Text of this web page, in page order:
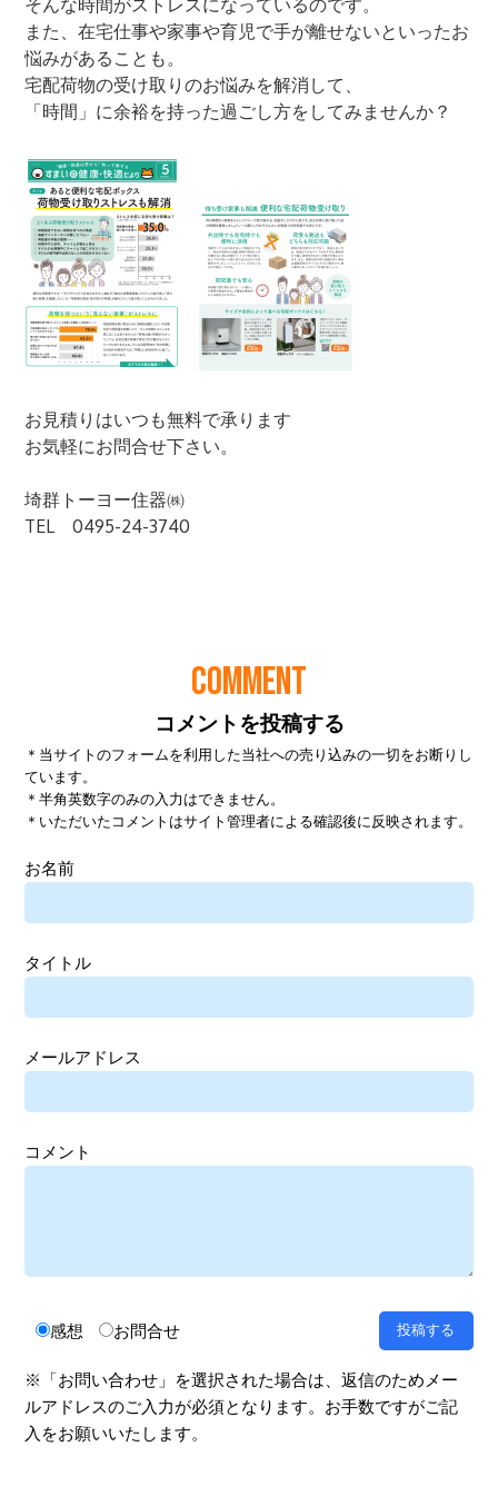
COMMENT
コメントを投稿する
＊当サイトのフォームを利用した当社への売り込みの一切をお断りし
ています。
＊半角英数字のみの入力はできません。
＊いただいたコメントはサイト管理者による確認後に反映されます。
お名前
タイトル
メールアドレス
コメント
感想 お問合せ
※「お問い合わせ」を選択された場合は、返信のためメー
ルアドレスのご入力が必須となります。お手数ですがご記
入をお願いいたします。